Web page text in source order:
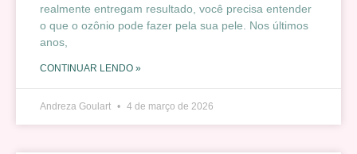
realmente entregam resultado, você precisa entender
o que o ozônio pode fazer pela sua pele. Nos últimos
anos,
CONTINUAR LENDO »
Andreza Goulart 4 de março de 2026